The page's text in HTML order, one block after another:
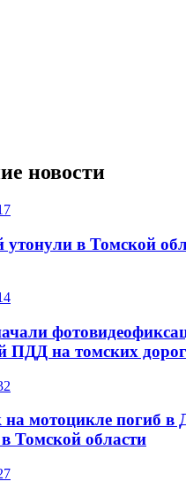
новости
утонули в Томской
ПДД на томских
на мотоцикле погиб в
Томской области